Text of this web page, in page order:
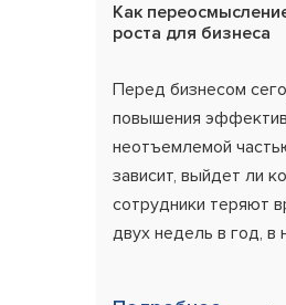
Как
роста для бизнеса
Перед бизнесом
повышения
неотъемлемой
зависит, выйдет ли
сотрудники теряют
двух недель в год, в